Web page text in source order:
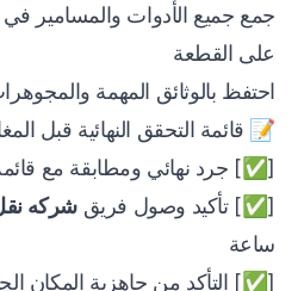
جمع جميع الأدوات والمسامير
على القطعة
احتفظ بالوثائق المهمة
📝 قائمة التحقق النهائية قبل
[✅] جرد نهائي ومطابقة مع
[✅] تأكيد وصول فريقشركه
ساعة
[✅] التأكد من جاهزية المكان